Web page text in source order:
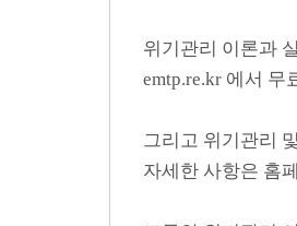
위기관리 이론과
emtp.re.kr 에서 무
그리고 위기관리
자세한 사항은 홈